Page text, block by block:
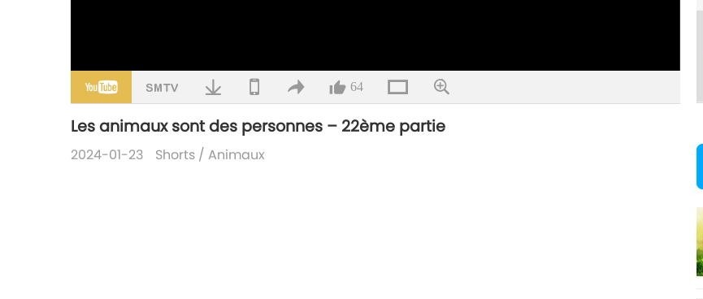
64
Les animaux sont des personnes – 22ème partie
2024-01-23 Shorts /Animaux